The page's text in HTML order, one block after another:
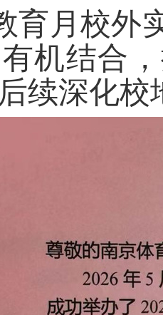
育月校外
机结合
续深化